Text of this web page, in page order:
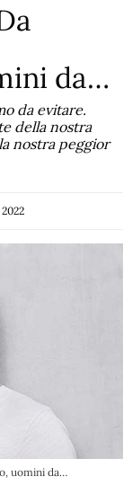
da…
da evitare.
della nostra
nostra peggior
uomini da…